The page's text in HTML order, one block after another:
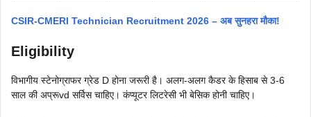
CSIR-CMERI Technician Recruitment 2026 – अब सुनहरा मौका!
Eligibility
विभागीय स्टेनोग्राफर ग्रेड D होना जरूरी है। अलग-अलग कैडर के हिसाब से 3-6
साल की अप्रूvd सर्विस चाहिए। कंप्यूटर लिटरेसी भी बेसिक होनी चाहिए।